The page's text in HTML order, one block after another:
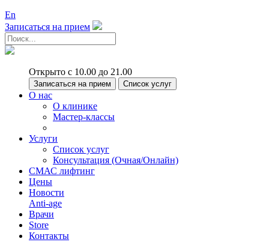
En
Записаться на прием
Открыто с 10.00 до 21.00
Записаться на прием Список услуг
О нас
О клинике
Мастер-классы
Услуги
Список услуг
Консультация (Очная/Онлайн)
СМАС лифтинг
Цены
Новости
Anti-age
Врачи
Store
Контакты